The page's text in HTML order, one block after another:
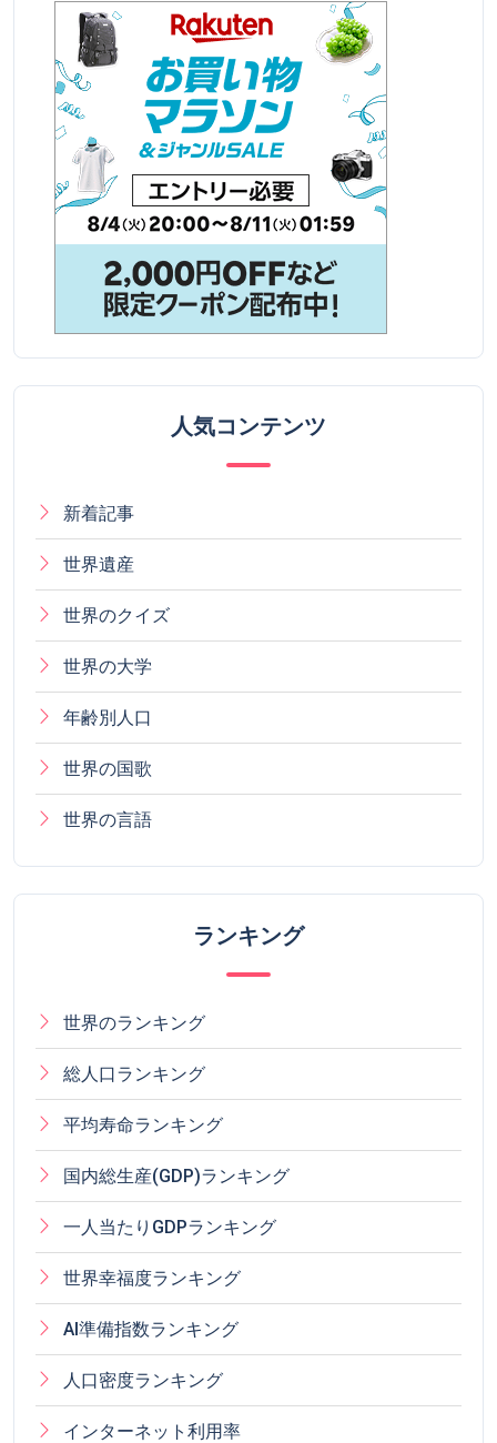
人気コンテンツ
新着記事
世界遺産
世界のクイズ
世界の大学
年齢別人口
世界の国歌
世界の言語
ランキング
世界のランキング
総人口ランキング
平均寿命ランキング
国内総生産(GDP)ランキング
一人当たりGDPランキング
世界幸福度ランキング
AI準備指数ランキング
人口密度ランキング
インターネット利用率